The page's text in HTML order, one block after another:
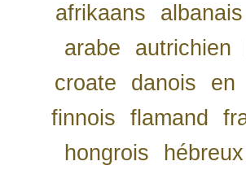
afrikaans albanais
arabe
autrichien
croate
danois en
finnois
flamand
hongrois
hébreux